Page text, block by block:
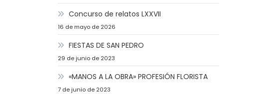
Concurso de relatos LXXVII
16 de mayo de 2026
FIESTAS DE SAN PEDRO
29 de junio de 2023
«MANOS A LA OBRA» PROFESIÓN FLORISTA
7 de junio de 2023